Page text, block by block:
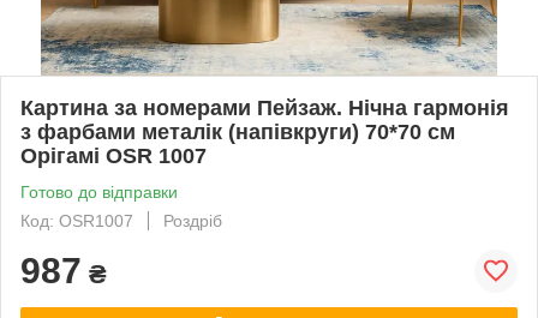
Картина за номерами Пейзаж. Нічна гармонія
з фарбами металік (напівкруги) 70*70 см
Орігамі OSR 1007
Готово до відправки
Код: OSR1007
Роздріб
987 ₴